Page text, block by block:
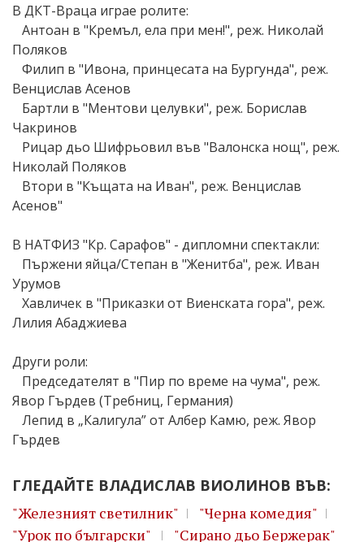
В ДКТ-Враца играе ролите:
Антоан в "Кремъл, ела при мен!", реж. Николай
Поляков
Филип в "Ивона, принцесата на Бургунда", реж.
Венцислав Асенов
Бартли в "Ментови целувки", реж. Борислав
Чакринов
Рицар дьо Шифрьовил във "Валонска нощ", реж.
Николай Поляков
Втори в "Къщата на Иван", реж. Венцислав
Асенов"
В НАТФИЗ "Кр. Сарафов" - дипломни спектакли:
Пържени яйца/Степан в "Женитба", реж. Иван
Урумов
Хавличек в "Приказки от Виенската гора", реж.
Лилия Абаджиева
Други роли:
Председателят в "Пир по време на чума", реж.
Явор Гърдев (Требниц, Германия)
Лепид в „Калигула” от Албер Камю, реж. Явор
Гърдев
ГЛЕДАЙТЕ ВЛАДИСЛАВ ВИОЛИНОВ ВЪВ:
"Железният светилник"
"Черна комедия"
"Урок по български"
"Сирано дьо Бержерак"